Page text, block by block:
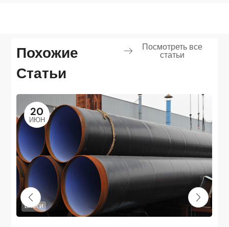
Похожие
Статьи
Посмотреть все
статьи
20
ИЮН
БЛОГИ